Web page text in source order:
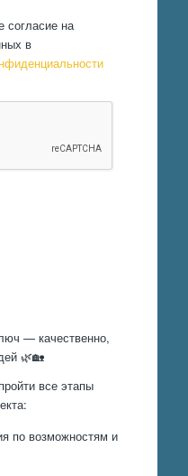
согласие на
в
— качественно,
🌿🏡
все этапы
по возможностям и